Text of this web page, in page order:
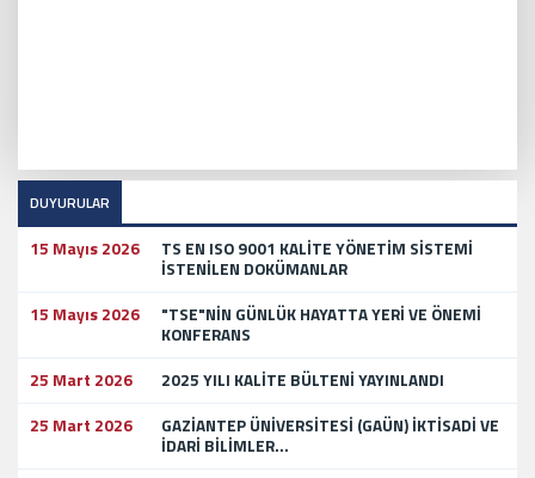
DUYURULAR
15 Mayıs 2026
TS EN ISO 9001 KALİTE YÖNETİM SİSTEMİ
İSTENİLEN DOKÜMANLAR
15 Mayıs 2026
"TSE"NİN GÜNLÜK HAYATTA YERİ VE ÖNEMİ
KONFERANS
25 Mart 2026
2025 YILI KALİTE BÜLTENİ YAYINLANDI
25 Mart 2026
GAZİANTEP ÜNİVERSİTESİ (GAÜN) İKTİSADİ VE
İDARİ BİLİMLER...